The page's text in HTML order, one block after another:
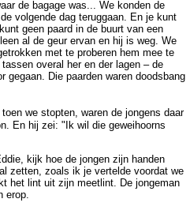
de bagage was... We konden de
volgende dag teruggaan. En je kunt
geen paard in de buurt van een
al de geur ervan en hij is weg. We
met te proberen hem mee te
overal her en der lagen – de
gegaan. Die paarden waren doodsbang
we stopten, waren de jongens daar
En hij zei: "Ik wil die geweihoorns
kijk hoe de jongen zijn handen
zetten, zoals ik je vertelde voordat we
het lint uit zijn meetlint. De jongeman
erop.